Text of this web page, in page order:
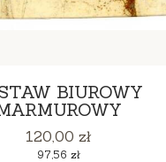
BIUROWY
Cena
120,00 zł
Cena
97,56 zł